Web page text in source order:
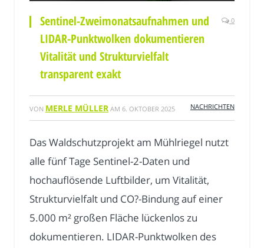
Sentinel-Zweimonatsaufnahmen und
LIDAR-Punktwolken dokumentieren
Vitalität und Strukturvielfalt
transparent exakt
0
VON MERLE MÜLLER AM 6. OKTOBER 2025 NACHRICHTEN
Das Waldschutzprojekt am Mühlriegel nutzt
alle fünf Tage Sentinel-2-Daten und
hochauflösende Luftbilder, um Vitalität,
Strukturvielfalt und CO?-Bindung auf einer
5.000 m² großen Fläche lückenlos zu
dokumentieren. LIDAR-Punktwolken des